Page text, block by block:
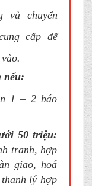
và chuyển
cấp để
nếu:
1 – 2 báo
50 triệu:
tranh, hợp
giao, hoá
lý hợp